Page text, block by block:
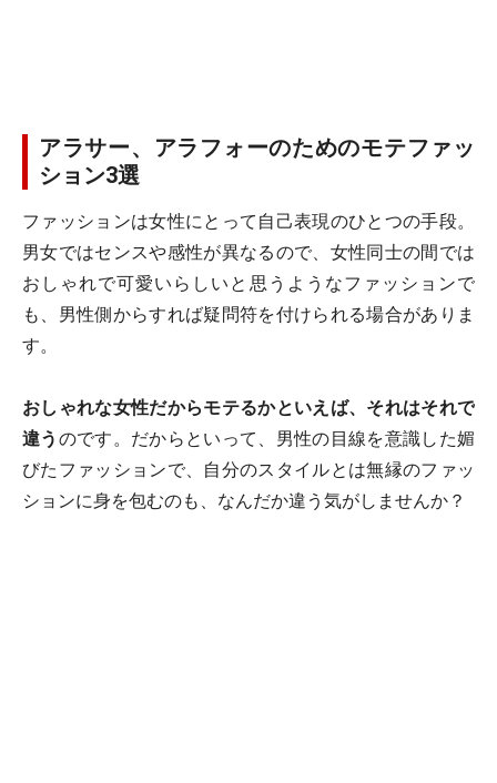
アラサー、アラフォーのためのモテファッ
ション3選
ファッションは女性にとって自己表現のひとつの手段。
男女ではセンスや感性が異なるので、女性同士の間では
おしゃれで可愛いらしいと思うようなファッションで
も、男性側からすれば疑問符を付けられる場合がありま
す。
おしゃれな女性だからモテるかといえば、それはそれで
違う のです。だからといって、男性の目線を意識した媚
びたファッションで、自分のスタイルとは無縁のファッ
ションに身を包むのも、なんだか違う気がしませんか？